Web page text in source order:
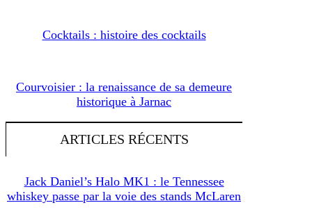
Cocktails : histoire des cocktails
Courvoisier : la renaissance de sa demeure
historique à Jarnac
ARTICLES RÉCENTS
Jack Daniel’s Halo MK1 : le Tennessee
whiskey passe par la voie des stands McLaren